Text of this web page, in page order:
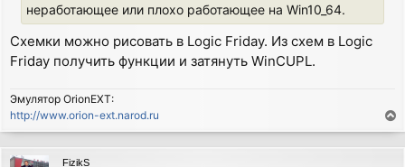
неработающее или плохо работающее на Win10_64.
Схемки можно рисовать в Logic Friday. Из схем в Logic
Friday получить функции и затянуть WinCUPL.
Эмулятор OrionEXT:
http://www.orion-ext.narod.ru
o
p
FizikS